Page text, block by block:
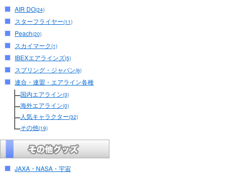
AIR DO(24)
スターフライヤー(11)
Peach(20)
スカイマーク(1)
IBEXエアラインズ(5)
スプリング・ジャパン(6)
連合・連盟・エアライン各種
国内エアライン(3)
海外エアライン(0)
人気キャラクター(32)
その他(19)
JAXA・NASA・宇宙